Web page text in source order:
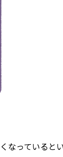
なっているとい